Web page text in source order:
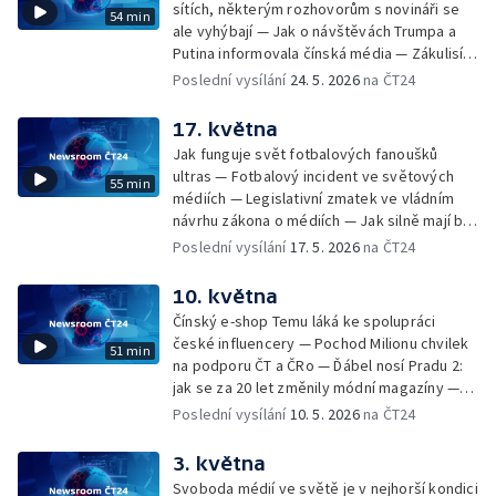
USA — Sportovní fotografie roku — Litva
schválila reformu veřejnoprávní stanice —
Moderátorka STVR vystoupila na akci Ficovy
strany a dostala od něj polibek — Ficova
žaloba na vydavatelství kvůli fotce na
obálce knihy — Odhalení Edwarda Snowdena
před 13 lety proměnilo debatu o soukromí
na internetu
Veletrh mediálního vzdělávání — Ukončete
Rajchlovy útoky na žurnalisty, píše
novinářský institut v otevřeném dopise T.
Okamurovi — Jak letošní přenosy z MS v
štábů?
54 min
sítích, některým rozhovorům s novináři se
ale vyhýbají — Jak o návštěvách Trumpa a
Putina informovala čínská média — Zákulisí
bezpečnostní konference Globsec —
zákona o médiích veřejné služby —
Nepřijatelné zacházení s aktivisty v Izraeli —
Ocenění pro redaktora Tomáše Karlíka a
moderátora Daniela Stacha — Skončila
slavná talk show CBS Stephena Colberta —
Knihovna Václava Havla přichází o
zaměstnance i hlavního partnera — Nový šéf
fotografky National Geographic Ami
Vitaleové — Podcast ČRo Slovenská lekce —
Moment, který odstartoval protesty hnutí
Black Lives Matter
Poslední vysílání 24. 5. 2026na ČT24
55 min
17. května
Jak funguje svět fotbalových fanoušků
ultras — Fotbalový incident ve světových
médiích — Legislativní zmatek ve vládním
návrhu zákona o médiích — Jak silně mají být
veřejnoprávní média chráněna zákonem —
v Cannes — Meta smazala miliony
instagramových účtů — Eurovize: velkolepá
show, ale také protesty a přísná
bezpečnostní opatření — MS v hokeji:
zákulisí a přípravy na šampionát — Z Rady ČT
— Nový pořad ČT Na dosah — Ministerstvo
spravedlnosti prověřuje Společnost pro
Poslední vysílání17. 5. 2026na ČT24
51 min
10. května
Čínský e-shop Temu láká ke spolupráci
české influencery — Pochod Milionu chvilek
na podporu ČT a ČRo — Ďábel nosí Pradu 2:
jak se za 20 let změnily módní magazíny —
Met Gala — Česká sazba DPH na noviny a
veřejném prostoru čelí stále agresivnějším
útokům na internetu — Zemřel zakladatel
Poslední vysílání10. 5. 2026na ČT24
3. května
Svoboda médií ve světě je v nejhorší kondici